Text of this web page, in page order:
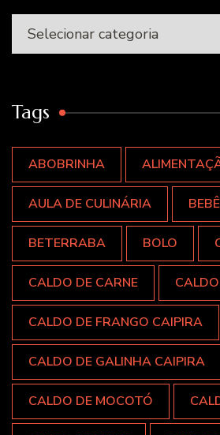
Categorias
Tags
ABOBRINHA
AULA DE CULINÁRIA BEBÊ
BETERRABA BOLO
CALDO DE CARNE
CALDO DE FRANGO CAIPIRA
CALDO DE GALINHA CAIPIRA
CALDO DE MOCOTÓ